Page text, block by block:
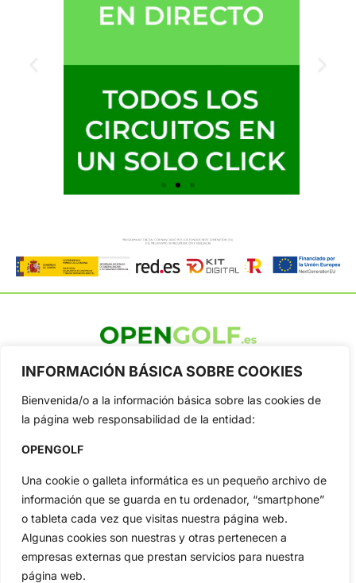
INFORMACIÓN BÁSICA SOBRE COOKIES
Bienvenida/o a la información básica sobre las cookies de
la página web responsabilidad de la entidad:
OPENGOLF
Una cookie o galleta informática es un pequeño archivo de
información que se guarda en tu ordenador, “smartphone”
o tableta cada vez que visitas nuestra página web.
Algunas cookies son nuestras y otras pertenecen a
empresas externas que prestan servicios para nuestra
página web.
OpenGolf ofrece toda la actualidad, información del golf
profesional y amateur, resultados en directo, vídeos, noticias,
Jon Rahm, LIV Golf, PGA Tour, Ryder Cup, DP World Tour, LPGA
Tour...
Inicio
Actualidad
Amateurs
Circuitos
Especiales
Ryder Cup
Reglas
Vídeos
De Interés
Compañía